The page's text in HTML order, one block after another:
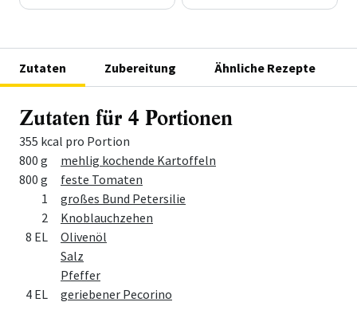
Zutaten Zubereitung Ähnliche Rezepte
Zutaten für 4 Portionen
355 kcal pro Portion
Menge
Zutat
800 g
mehlig kochende Kartoffeln
800 g
feste Tomaten
1
großes Bund Petersilie
2
Knoblauchzehen
8 EL
Olivenöl
Salz
Pfeffer
4 EL
geriebener Pecorino